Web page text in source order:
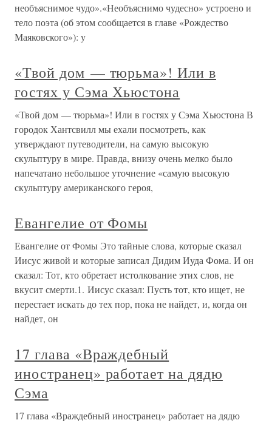
необъяснимое чудо».«Необъяснимо чудесно» устроено и
тело поэта (об этом сообщается в главе «Рождество
Маяковского»): у
«Твой дом — тюрьма»! Или в
гостях у Сэма Хьюстона
«Твой дом — тюрьма»! Или в гостях у Сэма Хьюстона В
городок Хантсвилл мы ехали посмотреть, как
утверждают путеводители, на самую высокую
скульптуру в мире. Правда, внизу очень мелко было
напечатано небольшое уточнение «самую высокую
скульптуру американского героя,
Евангелие от Фомы
Евангелие от Фомы Это тайные слова, которые сказал
Иисус живой и которые записал Дидим Иуда Фома. И он
сказал: Тот, кто обретает истолкование этих слов, не
вкусит смерти.1. Иисус сказал: Пусть тот, кто ищет, не
перестает искать до тех пор, пока не найдет, и, когда он
найдет, он
17 глава «Враждебный
иностранец» работает на дядю
Сэма
17 глава «Враждебный иностранец» работает на дядю